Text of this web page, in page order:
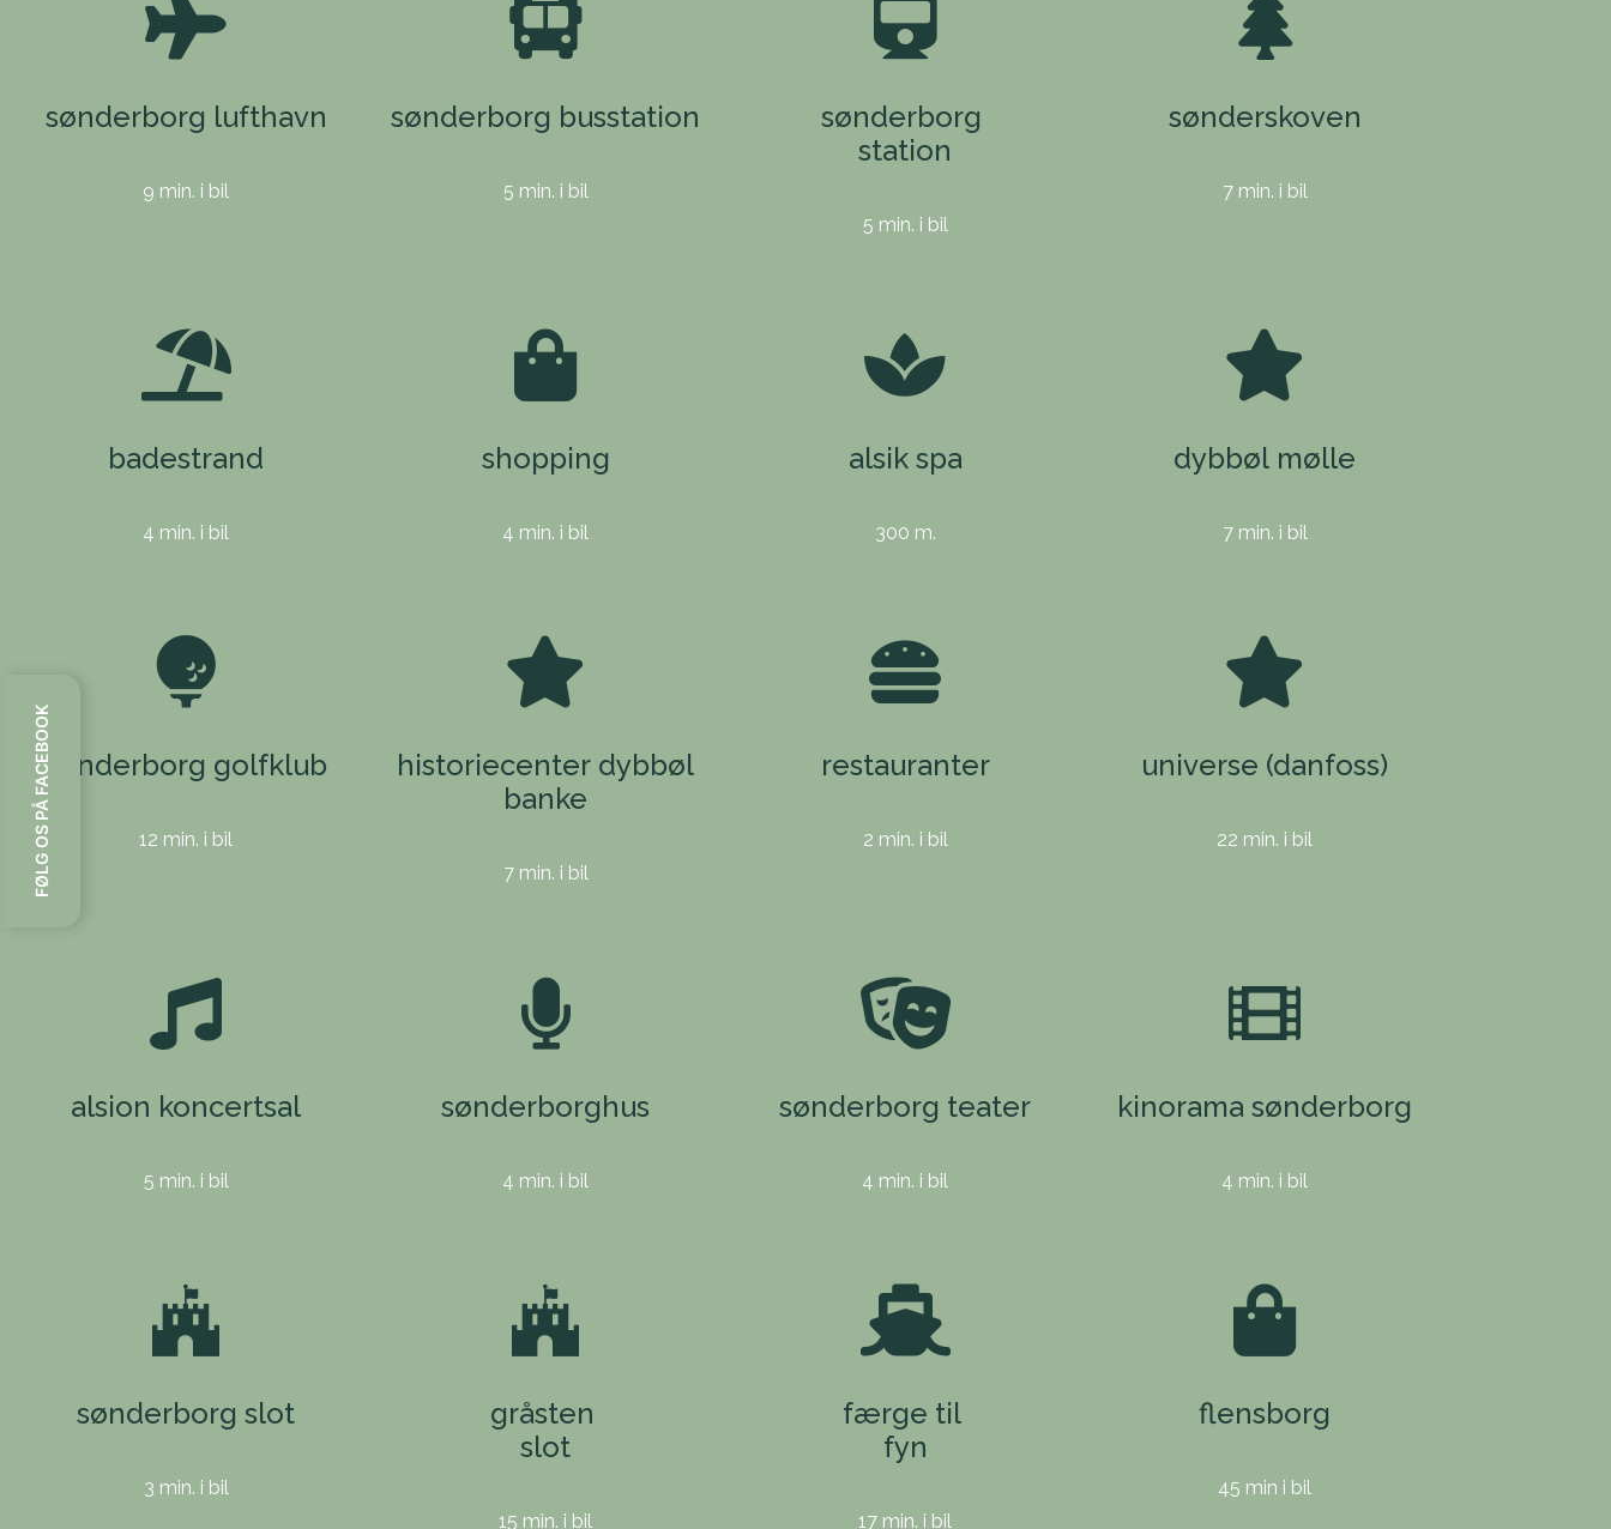
sønderborg lufthavn
9 min. i bil
sønderborg busstation
5 min. i bil
sønderborg
station
5 min. i bil
sønderskoven
7 min. i bil
badestrand
4 min. i bil
shopping
4 min. i bil
alsik spa
300 m.
dybbøl mølle
7 min. i bil
sønderborg golfklub
12 min. i bil
historiecenter dybbøl
banke
7 min. i bil
restauranter
2 min. i bil
universe (danfoss)
22 min. i bil
alsion koncertsal
5 min. i bil
sønderborghus
4 min. i bil
sønderborg teater
4 min. i bil
kinorama sønderborg
4 min. i bil
sønderborg slot
3 min. i bil
gråsten
slot
15 min. i bil
færge til
fyn
17 min. i bil
flensborg
45 min i bil
FØLG OS PÅ FACEBOOK